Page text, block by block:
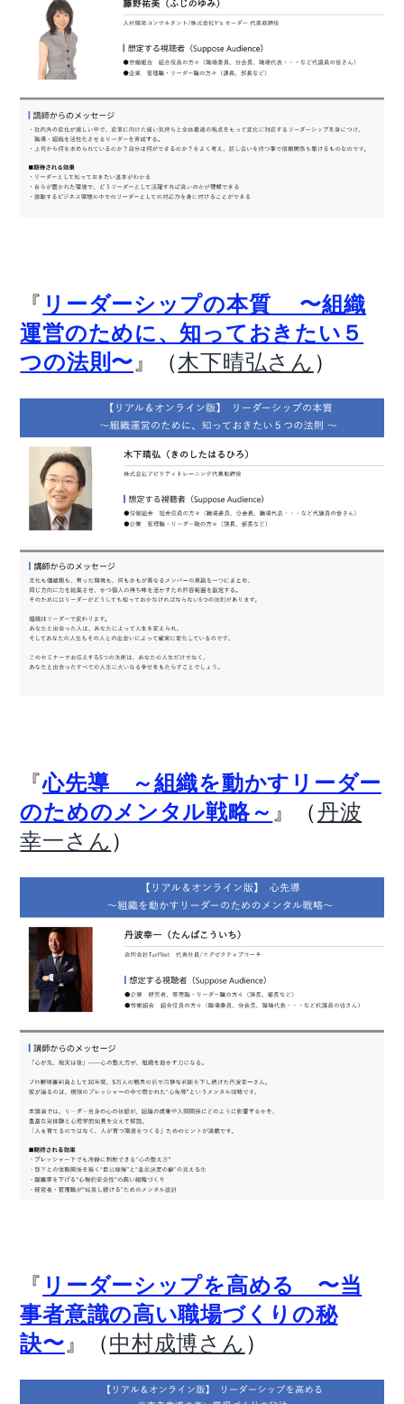
『 リーダーシップの本質 〜組織
運営のために、知っておきたい５
つの法則〜 』（木下晴弘さん ）
『心先導 ～組織を動かすリーダー
のためのメンタル戦略～ 』（丹波
幸一さん ）
『 リーダーシップを⾼める 〜当
事者意識の⾼い職場づくりの秘
訣〜 』（中村成博さん ）